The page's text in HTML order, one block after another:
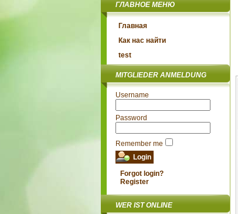
ГЛАВНОЕ МЕНЮ
Главная
Как нас найти
test
MITGLIEDER ANMELDUNG
Username
Password
Remember me
Forgot login?
Register
WER IST ONLINE